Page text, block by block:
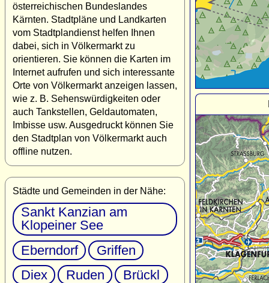
österreichischen Bundeslandes
Kärnten. Stadtpläne und Landkarten
vom Stadtplandienst helfen Ihnen
dabei, sich in Völkermarkt zu
orientieren. Sie können die Karten im
Internet aufrufen und sich interessante
Orte von Völkermarkt anzeigen lassen,
wie z. B. Sehenswürdigkeiten oder
auch Tankstellen, Geldautomaten,
Imbisse usw. Ausgedruckt können Sie
den Stadtplan von Völkermarkt auch
offline nutzen.
Städte und Gemeinden in der Nähe:
Sankt Kanzian am
Klopeiner See
Eberndorf
Griffen
Diex
Ruden
Brückl